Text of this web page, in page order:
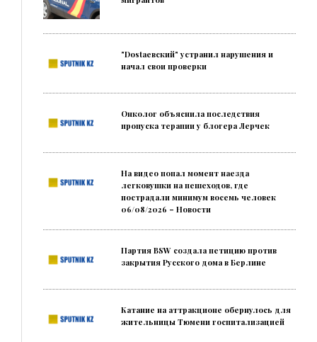
"Dostaевский" устранил нарушения и
начал свои проверки
Онколог объяснила последствия
пропуска терапии у блогера Лерчек
На видео попал момент наезда
легковушки на пешеходов, где
пострадали минимум восемь человек
06/08/2026 – Новости
Партия BSW создала петицию против
закрытия Русского дома в Берлине
Катание на аттракционе обернулось для
жительницы Тюмени госпитализацией